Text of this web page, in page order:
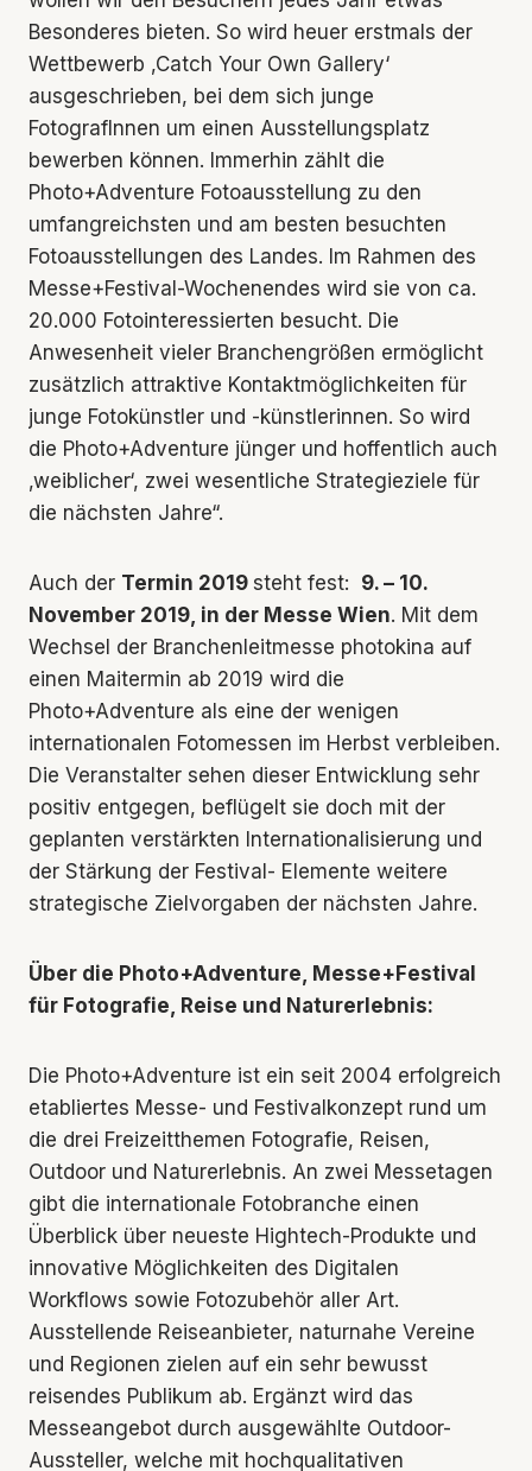
Besonderes bieten. So wird heuer erstmals der
Wettbewerb ‚Catch Your Own Gallery‘
ausgeschrieben, bei dem sich junge
FotografInnen um einen Ausstellungsplatz
bewerben können. Immerhin zählt die
Photo+Adventure Fotoausstellung zu den
umfangreichsten und am besten besuchten
Fotoausstellungen des Landes. Im Rahmen des
Messe+Festival-Wochenendes wird sie von ca.
20.000 Fotointeressierten besucht. Die
Anwesenheit vieler Branchengrößen ermöglicht
zusätzlich attraktive Kontaktmöglichkeiten für
junge Fotokünstler und -künstlerinnen. So wird
die Photo+Adventure jünger und hoffentlich auch
‚weiblicher‘, zwei wesentliche Strategieziele für
die nächsten Jahre“.
Auch der Termin 2019 steht fest: 9. – 10.
November 2019, in der Messe Wien. Mit dem
Wechsel der Branchenleitmesse photokina auf
einen Maitermin ab 2019 wird die
Photo+Adventure als eine der wenigen
internationalen Fotomessen im Herbst verbleiben.
Die Veranstalter sehen dieser Entwicklung sehr
positiv entgegen, beflügelt sie doch mit der
geplanten verstärkten Internationalisierung und
der Stärkung der Festival- Elemente weitere
strategische Zielvorgaben der nächsten Jahre.
Über die Photo+Adventure, Messe+Festival
für Fotografie, Reise und Naturerlebnis:
Die Photo+Adventure ist ein seit 2004 erfolgreich
etabliertes Messe- und Festivalkonzept rund um
die drei Freizeitthemen Fotografie, Reisen,
Outdoor und Naturerlebnis. An zwei Messetagen
gibt die internationale Fotobranche einen
Überblick über neueste Hightech-Produkte und
innovative Möglichkeiten des Digitalen
Workflows sowie Fotozubehör aller Art.
Ausstellende Reiseanbieter, naturnahe Vereine
und Regionen zielen auf ein sehr bewusst
reisendes Publikum ab. Ergänzt wird das
Messeangebot durch ausgewählte Outdoor-
Aussteller, welche mit hochqualitativen